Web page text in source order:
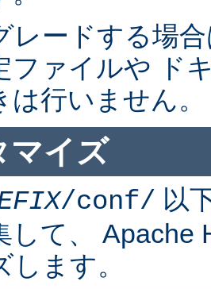
レードする場
ファイルや ド
は行いません。
マイズ
/conf/ 以
して、 Apache
します。